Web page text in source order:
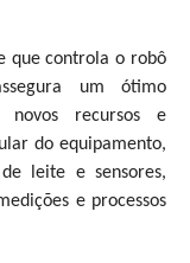
que controla o robô
um ótimo
novos recursos e
do equipamento,
leite e sensores,
e processos